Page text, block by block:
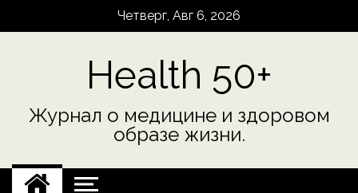
Четверг, Авг 6, 2026
Health 50+
Журнал о медицине и здоровом
образе жизни.